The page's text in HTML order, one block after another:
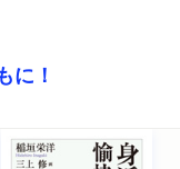
に！